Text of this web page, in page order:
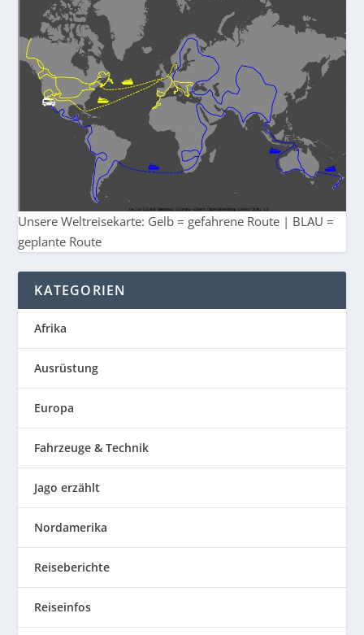
Unsere Weltreisekarte: Gelb = gefahrene Route | BLAU =
geplante Route
KATEGORIEN
Afrika
Ausrüstung
Europa
Fahrzeuge & Technik
Jago erzählt
Nordamerika
Reiseberichte
Reiseinfos